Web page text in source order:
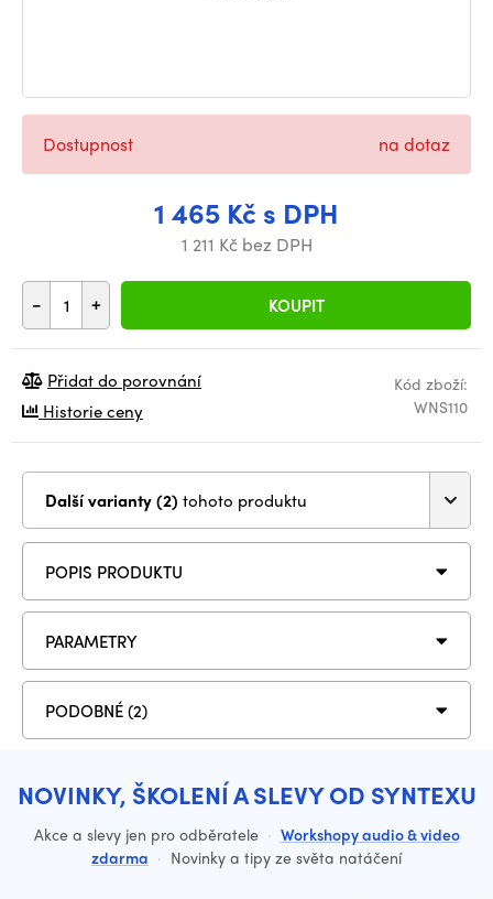
1 465 Kč s DPH
1 211 Kč bez DPH
- + KOUPIT
Dostupnost na dotaz
Kód zboží:
WNS110
Přidat do porovnání
Historie ceny
Další varianty (2) tohoto produktu
POPIS PRODUKTU
PARAMETRY
PODOBNÉ (2)
NOVINKY, ŠKOLENÍ A SLEVY OD SYNTEXU
Akce a slevy jen pro odběratele · Workshopy audio & video
zdarma · Novinky a tipy ze světa natáčení